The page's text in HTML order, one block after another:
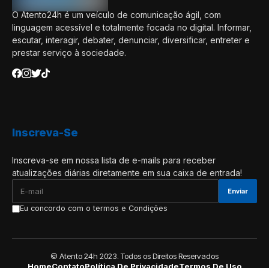
O Atento24h é um veículo de comunicação ágil, com
linguagem acessível e totalmente focada no digital. Informar,
escutar, interagir, debater, denunciar, diversificar, entreter e
prestar serviço à sociedade.
Inscreva-Se
Inscreva-se em nossa lista de e-mails para receber
atualizações diárias diretamente em sua caixa de entrada!
Eu concordo com o termos e Condições
© Atento 24h 2023. Todos os Direitos Reservados